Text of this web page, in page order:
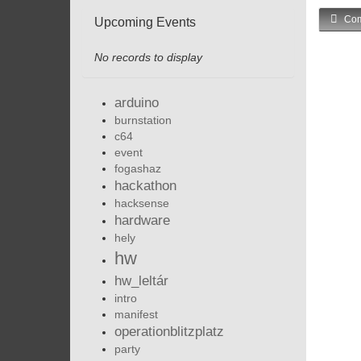
Upcoming Events
No records to display
arduino
burnstation
c64
event
fogashaz
hackathon
hacksense
hardware
hely
hw
hw_leltár
intro
manifest
operationblitzplatz
party